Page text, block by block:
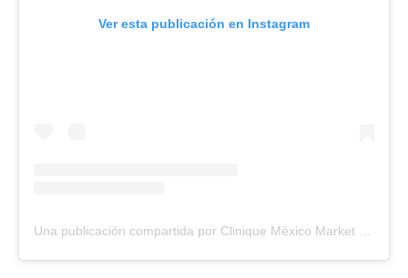
Ver esta publicación en Instagram